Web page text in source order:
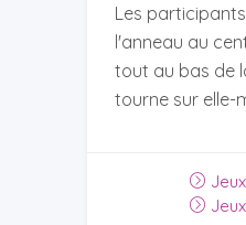
Les
l'anneau au
tout au bas de
tourne sur elle-